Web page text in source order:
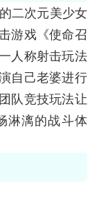
二次元美少女
游戏《使命召
人称射击玩法
自己老婆进行
队竞技玩法让
淋漓的战斗体